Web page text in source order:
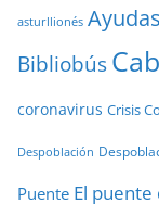
asturllionés Ayudas
Bibliobús
coronavirus Crisis
Despoblación
Puente El